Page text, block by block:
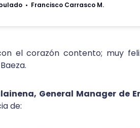
Francisco Carrasco M.
el corazón contento; muy
General Manager de
de: